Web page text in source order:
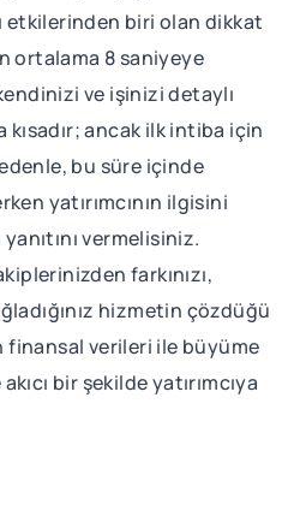
etkilerinden biri olan dikkat
ortalama 8 saniyeye
ve işinizi detaylı
ancak ilk intiba için
bu süre içinde
yatırımcının ilgisini
vermelisiniz.
farkınızı,
hizmetin çözdüğü
verileri ile büyüme
bir şekilde yatırımcıya